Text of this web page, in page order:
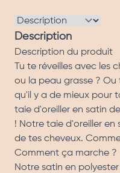
Description
Description du produit
Tu te réveilles avec
ou la peau grasse ?
qu'il y a de mieux pour
taie d'oreiller en satin
! Notre taie d'oreiller
de tes cheveux.
Comment ça marche ?
Notre satin en